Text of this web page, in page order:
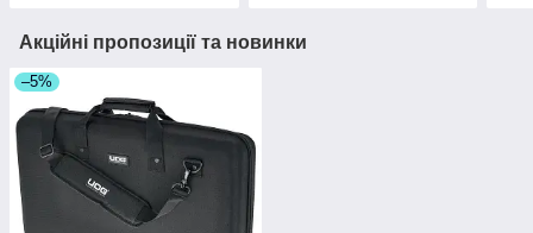
Акційні пропозиції та новинки
–5%